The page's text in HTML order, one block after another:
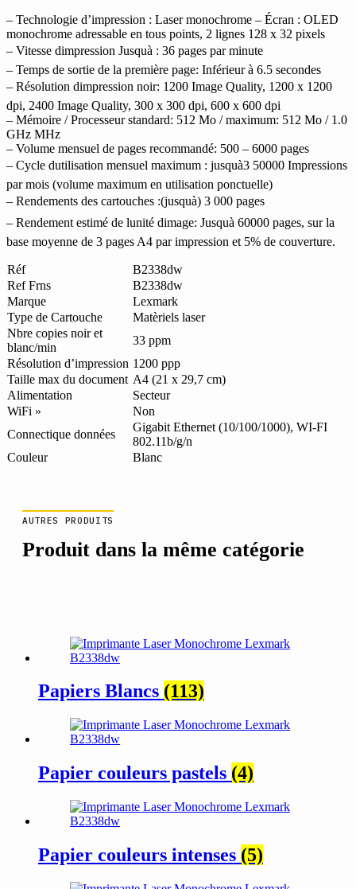
– Technologie d’impression : Laser monochrome – Écran : OLED
monochrome adressable en tous points, 2 lignes 128 x 32 pixels
– Vitesse dimpression Jusquà : 36 pages par minute
– Temps de sortie de la première page: Inférieur à 6.5 secondes
– Résolution dimpression noir: 1200 Image Quality, 1200 x 1200
dpi, 2400 Image Quality, 300 x 300 dpi, 600 x 600 dpi
– Mémoire / Processeur standard: 512 Mo / maximum: 512 Mo / 1.0
GHz MHz
– Volume mensuel de pages recommandé: 500 – 6000 pages
– Cycle dutilisation mensuel maximum : jusquà3 50000 Impressions
par mois (volume maximum en utilisation ponctuelle)
– Rendements des cartouches :(jusquà) 3 000 pages
– Rendement estimé de lunité dimage: Jusquà 60000 pages, sur la
base moyenne de 3 pages A4 par impression et 5% de couverture.
Réf
B2338dw
Ref Frns
B2338dw
Marque
Lexmark
Type de Cartouche
Matèriels laser
Nbre copies noir et
blanc/min
33 ppm
Résolution d’impression 1200 ppp
Taille max du document A4 (21 x 29,7 cm)
Alimentation
Secteur
WiFi »
Non
Connectique données
Gigabit Ethernet (10/100/1000), WI-FI
802.11b/g/n
Couleur
Blanc
AUTRES PRODUITS
Produit dans la même catégorie
Papiers Blancs (113)
Papier couleurs pastels (4)
Papier couleurs intenses (5)